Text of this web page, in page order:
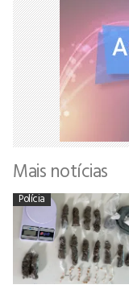
Mais notícias
Polícia